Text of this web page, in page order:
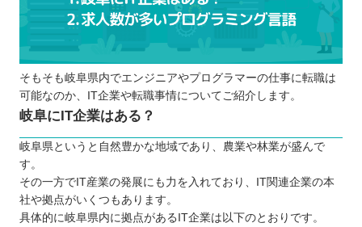
お得に受講できる制度があるか
卒業生や受講生の口コミ評判が良いか
転職目的でプログラミングスクールに通う時の注意
点
常に学習意欲を持って通うことが大切
わけではない
岐阜にある転職に強いプログラミングスクールに通
ってみよう
自分の住んでるエリアでプログラミングスクールを
そもそも岐阜県内でエンジニアやプログラマーの仕事に転職は
可能なのか、IT企業や転職事情についてご紹介します。
岐阜にIT企業はある？
岐阜県というと自然豊かな地域であり、農業や林業が盛んで
す。
その一方でIT産業の発展にも力を入れており、IT関連企業の本
社や拠点がいくつもあります。
具体的に岐阜県内に拠点があるIT企業は以下のとおりです。